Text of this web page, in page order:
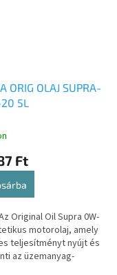
ORIG OLAJ SUPRA-
5L
Ft
Original Oil Supra 0W-
motorolaj, amely
teljesítményt nyújt és
az üzemanyag-